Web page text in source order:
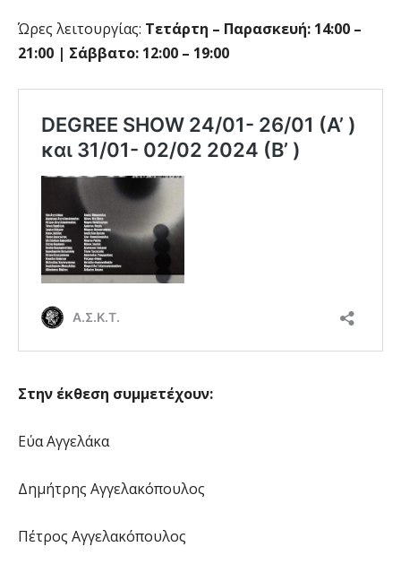
Ώρες λειτουργίας: Τετάρτη – Παρασκευή: 14:00 –
21:00 | Σάββατο: 12:00 – 19:00
Στην έκθεση συμμετέχουν:
Εύα Αγγελάκα
Δημήτρης Αγγελακόπουλος
Πέτρος Αγγελακόπουλος